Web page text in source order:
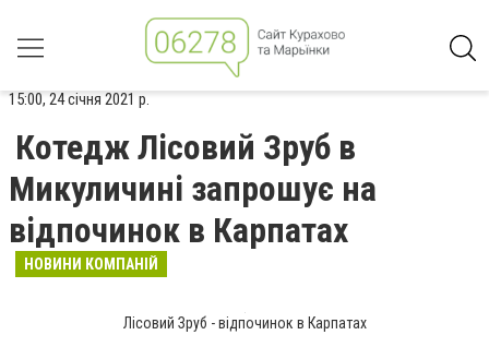
15:00, 24 січня 2021 р.
Котедж Лісовий Зруб в
Микуличині запрошує на
відпочинок в Карпатах
НОВИНИ КОМПАНІЙ
Лісовий Зруб - відпочинок в Карпатах